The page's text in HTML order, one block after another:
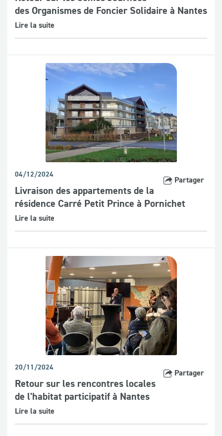
des Organismes de Foncier Solidaire à Nantes
Lire la suite
Partager
04/12/2024
Livraison des appartements de la
résidence Carré Petit Prince à Pornichet
Lire la suite
Partager
20/11/2024
Retour sur les rencontres locales
de l'habitat participatif à Nantes
Lire la suite